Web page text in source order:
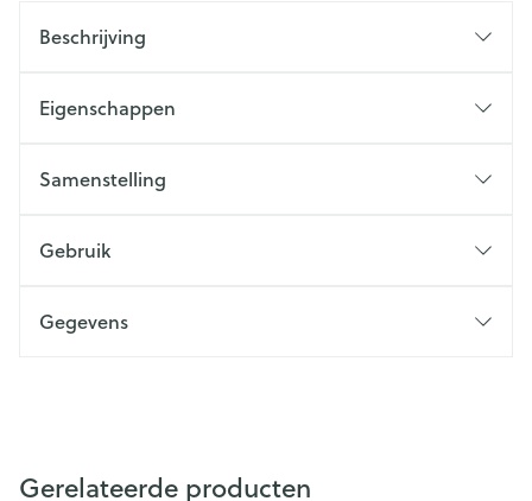
Beschrijving
Eigenschappen
Samenstelling
Gebruik
Gegevens
Gerelateerde producten